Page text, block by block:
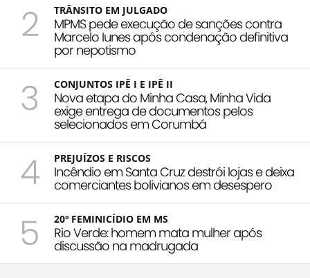
2 TRÂNSITO EM JULGADO
MPMS pede execução de sanções contra
Marcelo Iunes após condenação definitiva
por nepotismo
3 CONJUNTOS IPÊ I E IPÊ II
Nova etapa do Minha Casa, Minha Vida
exige entrega de documentos pelos
selecionados em Corumbá
4 PREJUÍZOS E RISCOS
Incêndio em Santa Cruz destrói lojas e deixa
comerciantes bolivianos em desespero
5 20º FEMINICÍDIO EM MS
Rio Verde: homem mata mulher após
discussão na madrugada